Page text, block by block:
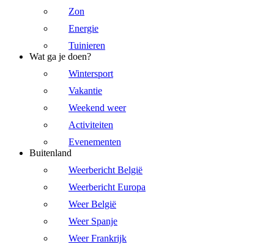
Zon
Energie
Tuinieren
Wat ga je doen?
Wintersport
Vakantie
Weekend weer
Activiteiten
Evenementen
Buitenland
Weerbericht België
Weerbericht Europa
Weer België
Weer Spanje
Weer Frankrijk